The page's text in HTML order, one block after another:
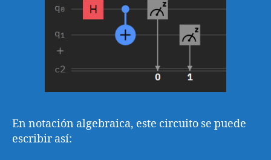
En notación algebraica, este circuito se puede
escribir así: